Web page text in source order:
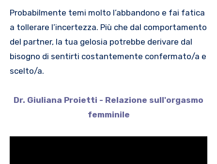
Probabilmente temi molto l’abbandono e fai fatica
a tollerare l’incertezza. Più che dal comportamento
del partner, la tua gelosia potrebbe derivare dal
bisogno di sentirti costantemente confermato/a e
scelto/a.
Dr. Giuliana Proietti - Relazione sull'orgasmo
femminile